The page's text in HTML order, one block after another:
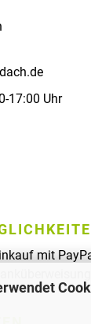
17:00 Uhr
mit